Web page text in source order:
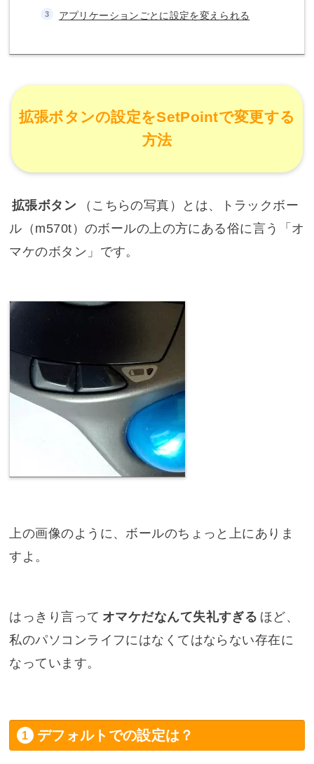
アプリケーションごとに設定を変えられる
拡張ボタンの設定をSetPointで変更する
方法
拡張ボタン
（こちらの写真）とは、トラックボー
ル（m570t）のボールの上の方にある俗に言う「オ
マケのボタン」です。
上の画像のように、ボールのちょっと上にありま
すよ。
はっきり言って オマケだなんて失礼すぎる ほど、
私のパソコンライフにはなくてはならない存在に
なっています。
デフォルトでの設定は？